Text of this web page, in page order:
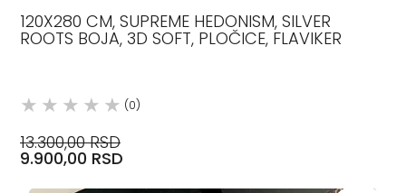
120X280 CM, SUPREME HEDONISM, SILVER
ROOTS BOJA, 3D SOFT, PLOČICE, FLAVIKER
(0)
13.300,00 RSD
9.900,00 RSD